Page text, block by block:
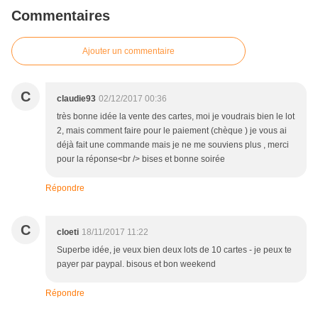
Commentaires
Ajouter un commentaire
C claudie93 02/12/2017 00:36
très bonne idée la vente des cartes, moi je voudrais bien le lot
2, mais comment faire pour le paiement (chèque ) je vous ai
déjà fait une commande mais je ne me souviens plus , merci
pour la réponse<br /> bises et bonne soirée
Répondre
C cloeti 18/11/2017 11:22
Superbe idée, je veux bien deux lots de 10 cartes - je peux te
payer par paypal. bisous et bon weekend
Répondre